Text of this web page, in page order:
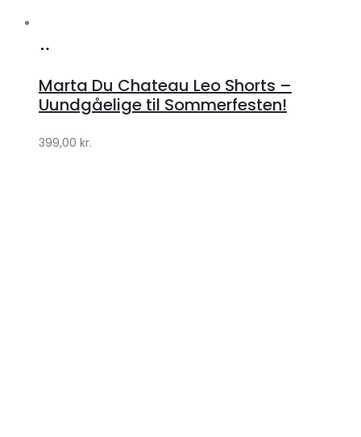
Klædeskabet.dk
Marta Du Chateau Leo Shorts –
Uundgåelige til Sommerfesten!
399,00 kr.